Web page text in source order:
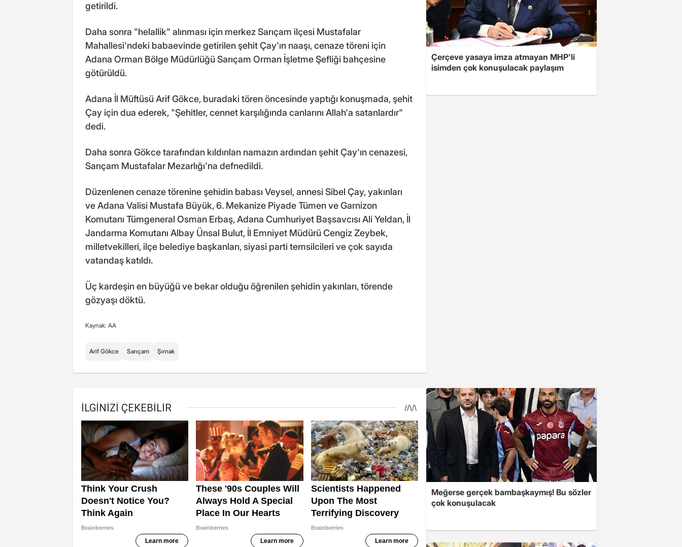
getirildi.
Daha sonra "helallik" alınması için merkez Sarıçam ilçesi Mustafalar
Mahallesi'ndeki babaevinde getirilen şehit Çay'ın naaşı, cenaze töreni için
Adana Orman Bölge Müdürlüğü Sarıçam Orman İşletme Şefliği bahçesine
götürüldü.
Adana İl Müftüsü Arif Gökce, buradaki tören öncesinde yaptığı konuşmada, şehit
Çay için dua ederek, "Şehitler, cennet karşılığında canlarını Allah'a satanlardır"
dedi.
Daha sonra Gökce tarafından kıldırılan namazın ardından şehit Çay'ın cenazesi,
Sarıçam Mustafalar Mezarlığı'na defnedildi.
Düzenlenen cenaze törenine şehidin babası Veysel, annesi Sibel Çay, yakınları
ve Adana Valisi Mustafa Büyük, 6. Mekanize Piyade Tümen ve Garnizon
Komutanı Tümgeneral Osman Erbaş, Adana Cumhuriyet Başsavcısı Ali Yeldan, İl
Jandarma Komutanı Albay Ünsal Bulut, İl Emniyet Müdürü Cengiz Zeybek,
milletvekilleri, ilçe belediye başkanları, siyasi parti temsilcileri ve çok sayıda
vatandaş katıldı.
Üç kardeşin en büyüğü ve bekar olduğu öğrenilen şehidin yakınları, törende
gözyaşı döktü.
Kaynak: AA
Arif Gökce Sarıçam Şırnak
Çerçeve yasaya imza atmayan MHP'li
isimden çok konuşulacak paylaşım
Meğerse gerçek bambaşkaymış! Bu sözler
çok konuşulacak